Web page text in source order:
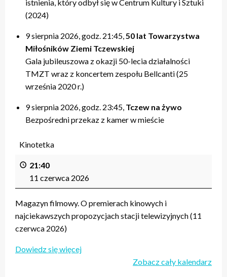
istnienia, który odbył się w Centrum Kultury i Sztuki
(2024)
9 sierpnia 2026, godz. 21:45, 50 lat Towarzystwa
Miłośników Ziemi Tczewskiej
Gala jubileuszowa z okazji 50-lecia działalności
TMZT wraz z koncertem zespołu Bellcanti (25
września 2020 r.)
9 sierpnia 2026, godz. 23:45, Tczew na żywo
Bezpośredni przekaz z kamer w mieście
Kinotetka
21:40
11 czerwca 2026
Magazyn filmowy. O premierach kinowych i
najciekawszych propozycjach stacji telewizyjnych (11
czerwca 2026)
Dowiedz się więcej
Zobacz cały kalendarz